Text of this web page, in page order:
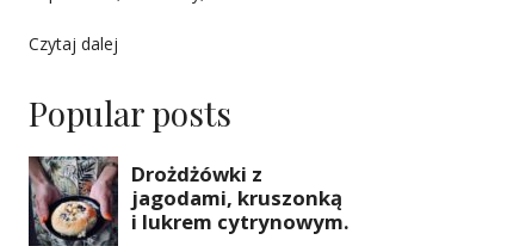
Czytaj dalej
Popular posts